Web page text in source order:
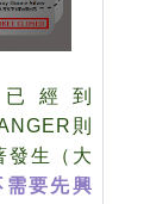
經到
則
發生（大
需要先興